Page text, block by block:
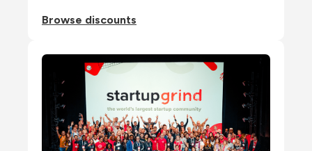
Browse discounts